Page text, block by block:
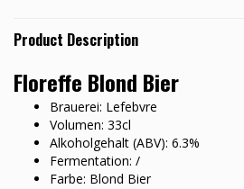
Product Description
Floreffe Blond Bier
Brauerei: Lefebvre
Volumen: 33cl
Alkoholgehalt (ABV): 6.3%
Fermentation: /
Farbe: Blond Bier